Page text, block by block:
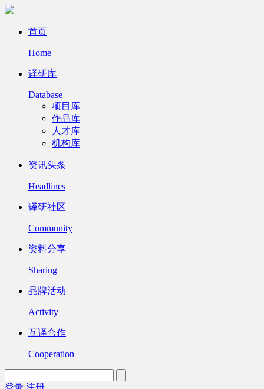
首页
Home
译研库
Database
项目库
作品库
人才库
机构库
资讯头条
Headlines
译研社区
Community
资料分享
Sharing
品牌活动
Activity
互译合作
Cooperation
登录 注册